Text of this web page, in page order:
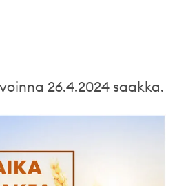
26.4.2024 saakka.